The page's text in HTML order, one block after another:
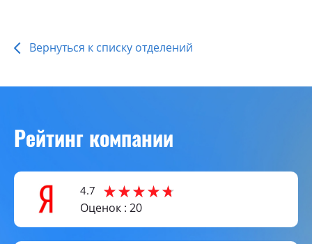
Вернуться к списку отделений
Рейтинг компании
4.7
Оценок : 20